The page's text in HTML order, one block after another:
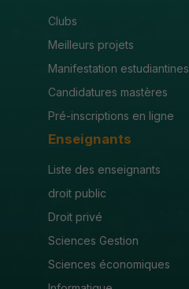
Clubs
Meilleurs projets
Manifestation estudiantines
Candidatures mastères
Pré-inscriptions en ligne
Enseignants
Liste des enseignants
droit public
Droit privé
Sciences Gestion
Sciences économiques